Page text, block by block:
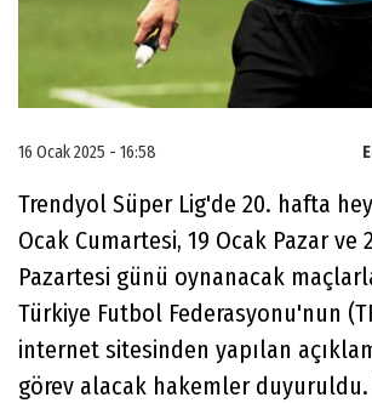
16 Ocak 2025 - 16:58
Trendyol Süper Lig'de 20. hafta
Ocak Cumartesi, 19 Ocak Pazar ve
Pazartesi günü oynanacak
Türkiye Futbol Federasyonu'nun
internet sitesinden yapılan
görev alacak hakemler duyuruldu.